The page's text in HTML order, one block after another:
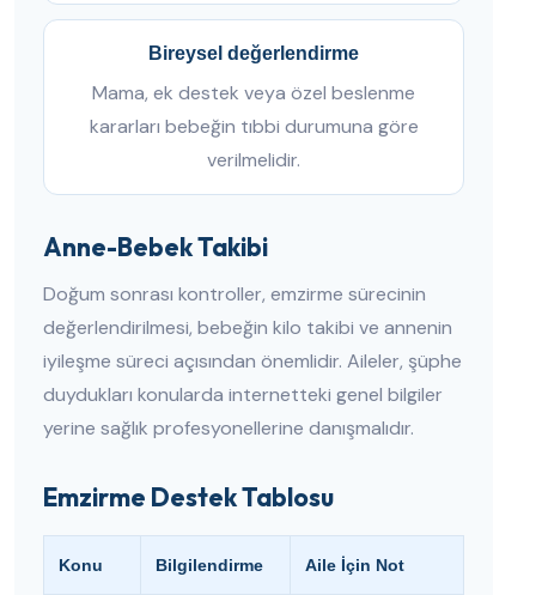
Bireysel değerlendirme
Mama, ek destek veya özel beslenme
kararları bebeğin tıbbi durumuna göre
verilmelidir.
Anne-Bebek Takibi
Doğum sonrası kontroller, emzirme sürecinin
değerlendirilmesi, bebeğin kilo takibi ve annenin
iyileşme süreci açısından önemlidir. Aileler, şüphe
duydukları konularda internetteki genel bilgiler
yerine sağlık profesyonellerine danışmalıdır.
Emzirme Destek Tablosu
Konu Bilgilendirme Aile İçin Not